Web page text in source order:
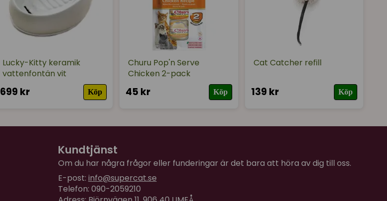
Lucky-Kitty keramik
vattenfontän vit
699 kr Köp
Churu Pop'n Serve
Chicken 2-pack
45 kr Köp
Cat Catcher refill
139 kr Köp
Kundtjänst
Om du har några frågor eller funderingar är det bara att höra av dig till oss.
E-post: info@supercat.se
Telefon: 090-2059210